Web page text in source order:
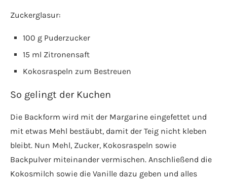
Zuckerglasur:
100 g Puderzucker
15 ml Zitronensaft
Kokosraspeln zum Bestreuen
So gelingt der Kuchen
Die Backform wird mit der Margarine eingefettet und
mit etwas Mehl bestäubt, damit der Teig nicht kleben
bleibt. Nun Mehl, Zucker, Kokosraspeln sowie
Backpulver miteinander vermischen. Anschließend die
Kokosmilch sowie die Vanille dazu geben und alles